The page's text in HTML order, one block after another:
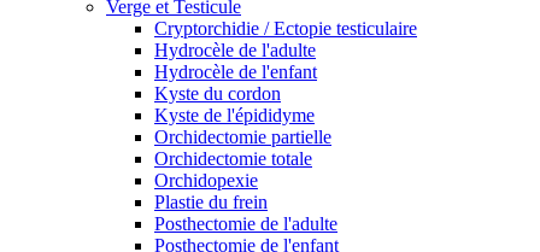
Verge et Testicule
Cryptorchidie / Ectopie testiculaire
Hydrocèle de l'adulte
Hydrocèle de l'enfant
Kyste du cordon
Kyste de l'épididyme
Orchidectomie partielle
Orchidectomie totale
Orchidopexie
Plastie du frein
Posthectomie de l'adulte
Posthectomie de l'enfant